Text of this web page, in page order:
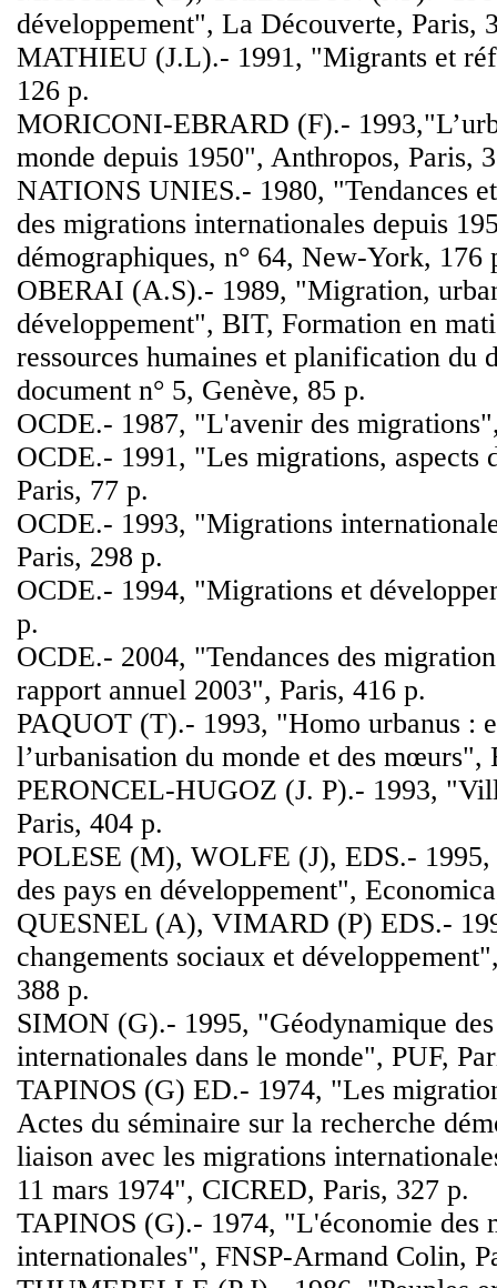
développement", La Découverte, Paris,
MATHIEU (J.L).- 1991, "Migrants et
126 p.
MORICONI-EBRARD (F).-
monde depuis 1950", Anthropos, Paris,
NATIONS UNIES.- 1980, "Tendances
des migrations internationales depuis
démographiques, n° 64, New-York, 176
OBERAI (A.S).- 1989, "Migration,
développement", BIT, Formation en
ressources humaines et planification du
document n° 5, Genève, 85 p.
OCDE.- 1987, "L'avenir des
OCDE.- 1991, "Les migrations, aspects
Paris, 77 p.
OCDE.- 1993, "Migrations
Paris, 298 p.
OCDE.- 1994, "Migrations et
p.
OCDE.- 2004, "Tendances des
rapport annuel 2003", Paris, 416 p.
PAQUOT (T).- 1993, "Homo urbanus :
l’urbanisation du monde et des mœurs",
PERONCEL-HUGOZ (J. P).- 1993,
Paris, 404 p.
POLESE (M), WOLFE (J), EDS.- 1995,
des pays en développement",
QUESNEL (A), VIMARD (P) EDS.-
changements sociaux et
388 p.
SIMON (G).- 1995, "Géodynamique
internationales dans le monde", PUF,
TAPINOS (G) ED.- 1974, "Les
Actes du séminaire sur la recherche
liaison avec les migrations
11 mars 1974", CICRED, Paris, 327 p.
TAPINOS (G).- 1974, "L'économie des
internationales", FNSP-Armand Colin,